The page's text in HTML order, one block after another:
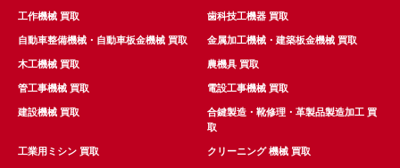
工作機械 買取 歯科技工機器 買取
自動車整備機械・自動車板金機械 買取 金属加工機械・建築板金機械 買取
木工機械 買取 農機具 買取
管工事機械 買取 電設工事機械 買取
建設機械 買取
合鍵製造・靴修理・革製品製造加工 買
取
工業用ミシン 買取 クリーニング 機械 買取